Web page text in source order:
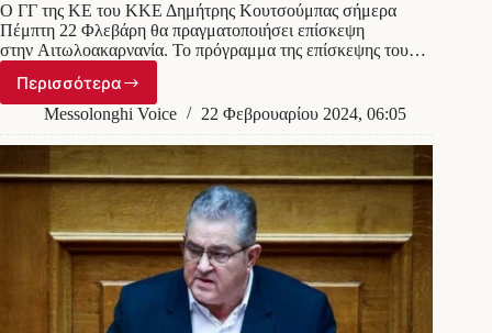
Ο ΓΓ της ΚΕ του ΚΚΕ Δημήτρης Κουτσούμπας σήμερα
Πέμπτη 22 Φλεβάρη θα πραγματοποιήσει επίσκεψη
στην Αιτωλοακαρνανία. Το πρόγραμμα της επίσκεψης του…
Περισσότερα
Περιοδεία
Κουτσούμπα
σε
Μεσολόγγι
και
Αγρίνιο
Messolonghi Voice 22 Φεβρουαρίου 2024, 06:05